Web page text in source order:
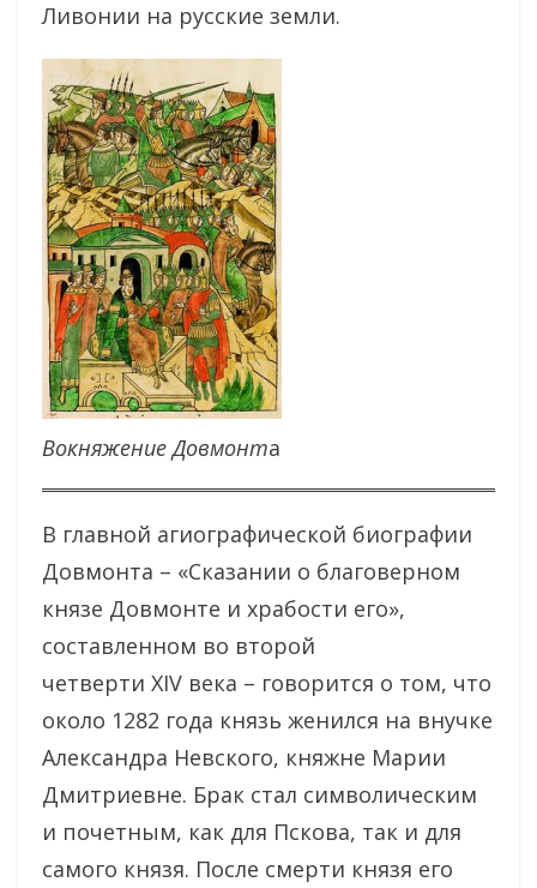
Ливонии на русские земли.
Вокняжение Довмонта
В главной агиографической биографии
Довмонта – «Сказании о благоверном
князе Довмонте и храбости его»,
составленном во второй
четверти XIV века – говорится о том, что
около 1282 года князь женился на внучке
Александра Невского, княжне Марии
Дмитриевне. Брак стал символическим
и почетным, как для Пскова, так и для
самого князя. После смерти князя его